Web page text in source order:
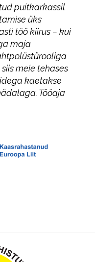
puitkarkassil
üks
töö kiirus – kui
maja
meie tehases
kaetakse
Tööaja